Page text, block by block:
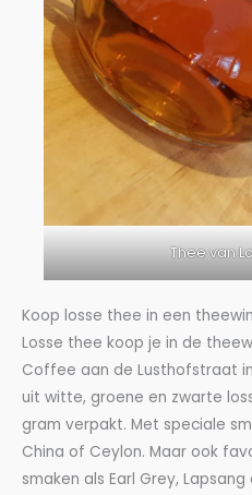
Thee van
Koop losse thee in een
Losse thee koop je in de
Coffee aan de Lusthofstraat
uit witte, groene en zwarte
gram verpakt. Met speciale
China of Ceylon. Maar ook
smaken als Earl Grey,